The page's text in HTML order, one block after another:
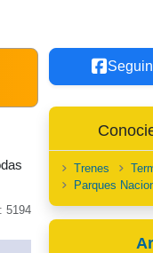
5194
Trenes
Parques